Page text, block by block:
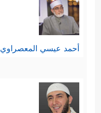
أحمد عيسي المعصراوي